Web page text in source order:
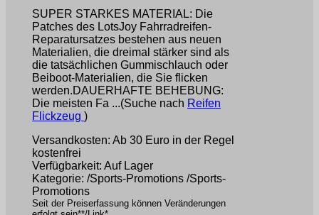
SUPER STARKES MATERIAL: Die
Patches des LotsJoy Fahrradreifen-
Reparatursatzes bestehen aus neuen
Materialien, die dreimal stärker sind als
die tatsächlichen Gummischlauch oder
Beiboot-Materialien, die Sie flicken
werden.DAUERHAFTE BEHEBUNG:
Die meisten Fa ...(Suche nach Reifen
Flickzeug )
Versandkosten: Ab 30 Euro in der Regel
kostenfrei
Verfügbarkeit: Auf Lager
Kategorie: /Sports-Promotions /Sports-
Promotions
Seit der Preiserfassung können Veränderungen